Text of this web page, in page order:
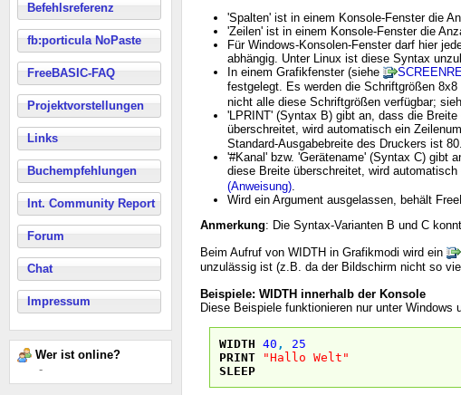
Befehlsreferenz
fb:porticula NoPaste
FreeBASIC-FAQ
Projektvorstellungen
Links
Buchempfehlungen
Int. Community Report
Forum
Chat
Impressum
Wer ist online?
-
'Spalten' ist in einem Konsole-Fenster die
'Zeilen' ist in einem Konsole-Fenster die
Für Windows-Konsolen-Fenster darf hier
abhängig. Unter Linux ist diese Syntax
In einem Grafikfenster (siehe
festgelegt. Es werden die Schriftgrößen
nicht alle diese Schriftgrößen verfügbar;
'LPRINT' (Syntax B) gibt an, dass die
überschreitet, wird automatisch ein
Standard-Ausgabebreite des Druckers ist 80.
'#Kanal' bzw. 'Gerätename' (Syntax C) gibt
diese Breite überschreitet, wird
(Anweisung)
Wird ein Argument ausgelassen, behält
Anmerkung: Die Syntax-Varianten B und C
Beim Aufruf von WIDTH in Grafikmodi wird ein
unzulässig ist (z.B. da der Bildschirm nicht so
Beispiele: WIDTH innerhalb der Konsole
Diese Beispiele funktionieren nur unter Windows
WIDTH 40 ,
25
PRINT
"Hallo Welt"
SLEEP